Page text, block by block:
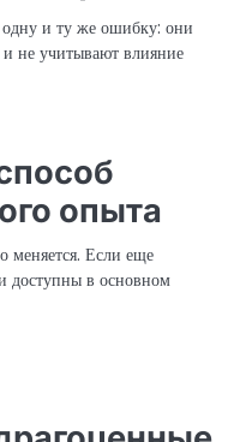
и ту же ошибку: они
и не учитывают влияние
опыта
меняется. Если еще
доступны в основном